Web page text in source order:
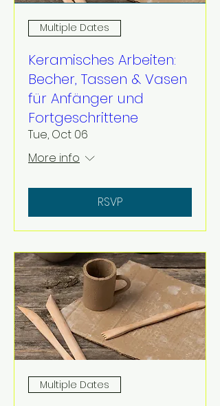
Multiple Dates
Keramisches Arbeiten:
Becher, Tassen & Vasen
für Anfänger und
Fortgeschrittene
Tue, Oct 06
More info
RSVP
Multiple Dates